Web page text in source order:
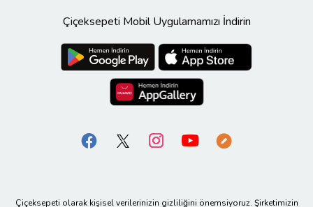
Çiçeksepeti Mobil Uygulamamızı İndirin
Çiçeksepeti olarak kişisel verilerinizin gizliliğini önemsiyoruz. Şirketimizin